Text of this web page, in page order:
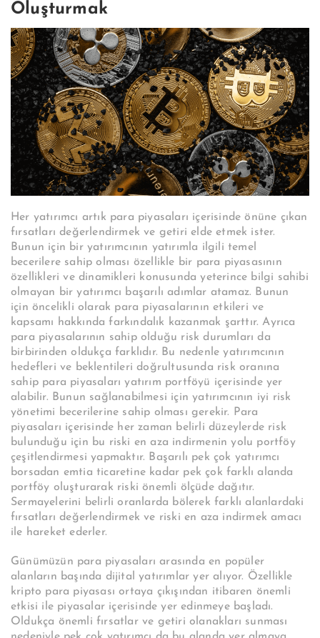
Oluşturmak
Her yatırımcı artık para piyasaları içerisinde önüne çıkan
fırsatları değerlendirmek ve getiri elde etmek ister.
Bunun için bir yatırımcının yatırımla ilgili temel
becerilere sahip olması özellikle bir para piyasasının
özellikleri ve dinamikleri konusunda yeterince bilgi sahibi
olmayan bir yatırımcı başarılı adımlar atamaz. Bunun
için öncelikli olarak para piyasalarının etkileri ve
kapsamı hakkında farkındalık kazanmak şarttır. Ayrıca
para piyasalarının sahip olduğu risk durumları da
birbirinden oldukça farklıdır. Bu nedenle yatırımcının
hedefleri ve beklentileri doğrultusunda risk oranına
sahip para piyasaları yatırım portföyü içerisinde yer
alabilir. Bunun sağlanabilmesi için yatırımcının iyi risk
yönetimi becerilerine sahip olması gerekir. Para
piyasaları içerisinde her zaman belirli düzeylerde risk
bulunduğu için bu riski en aza indirmenin yolu portföy
çeşitlendirmesi yapmaktır. Başarılı pek çok yatırımcı
borsadan emtia ticaretine kadar pek çok farklı alanda
portföy oluşturarak riski önemli ölçüde dağıtır.
Sermayelerini belirli oranlarda bölerek farklı alanlardaki
fırsatları değerlendirmek ve riski en aza indirmek amacı
ile hareket ederler.
Günümüzün para piyasaları arasında en popüler
alanların başında dijital yatırımlar yer alıyor. Özellikle
kripto para piyasası ortaya çıkışından itibaren önemli
etkisi ile piyasalar içerisinde yer edinmeye başladı.
Oldukça önemli fırsatlar ve getiri olanakları sunması